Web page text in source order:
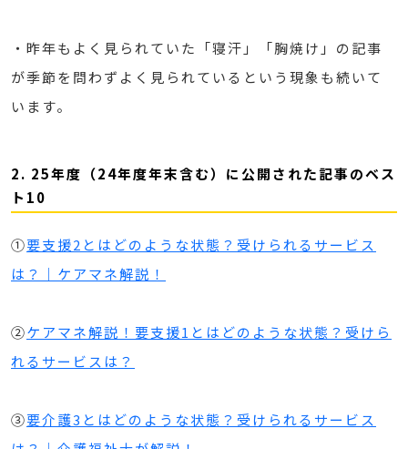
・昨年もよく見られていた「寝汗」「胸焼け」の記事
が季節を問わずよく見られているという現象も続いて
います。
2. 25年度（24年度年末含む）に公開された記事のベス
ト10
①要支援2とはどのような状態？受けられるサービス
は？｜ケアマネ解説！
②ケアマネ解説！要支援1とはどのような状態？受けら
れるサービスは？
③要介護3とはどのような状態？受けられるサービス